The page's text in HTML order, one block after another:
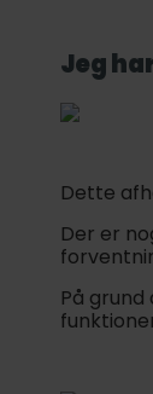
Jeg
Dette
Der er
På